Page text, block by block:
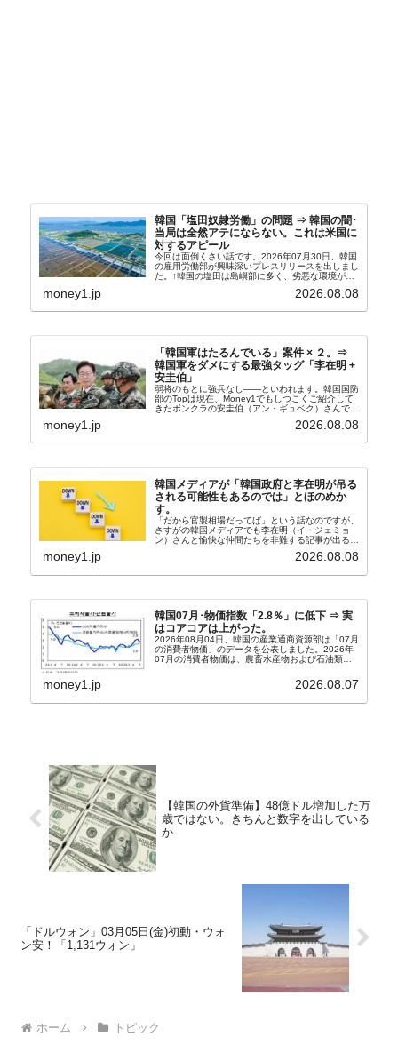
韓国「塩田奴隷労働」の問題 ⇒ 韓国の闇･
当局は全然アテにならない。これは米国に
対するアピール
今回は面倒くさい話です。2026年07月30日、韓国
の雇用労働部が興味深いプレスリリースを出しまし
た。↑韓国の塩田は島嶼部に多く、劣悪な環境が一
たといわれます（後述）。これは、いわゆる「塩田
money1.jp 2026.08.08
「韓国軍はたるんでいる」案件 × ２。⇒
韓国軍をダメにする最強タッグ「李在明 +
安圭伯」
弱将のもとに強兵なし――といわれます。韓国国防
部のTopは現在、Money1でもしつこくご紹介して
きたボンクラの安圭伯（アン・ギュベク）さんで
さんと「韓国初の文官上がり」の国防部長官安圭伯
money1.jp 2026.08.08
韓国メディアが「韓国政府と李在明が吊る
される可能性もあるのでは」とほのめか
す。
「だから官製相場だってば」という話なのですが、
さすがの韓国メディアでも李在明（イ・ジェミョ
ン）さんと愉快な仲間たちを非難する記事が出るよ
『朝鮮日報』に面白い記事が出ています。「東西南
money1.jp 2026.08.08
韓国07月･物価指数「2.8％」に低下 ⇒ 実
はコアコアは上がった。
2026年08月04日、韓国の産業通商資源部は「07月
の消費者物価」のデータを公表しました。2026年
07月の消費者物価は、農畜水産物および石油類の
2.8％上昇（06月は3.2％）となり、上昇率は前...
money1.jp 2026.08.07
【韓国の外貨準備】48億ドル増加した万
歳ではない。きちんと数字を出している
か
「ドルウォン」03月05日(金)初動・ウォ
ン安！「1,131ウォン」
ホーム トピック